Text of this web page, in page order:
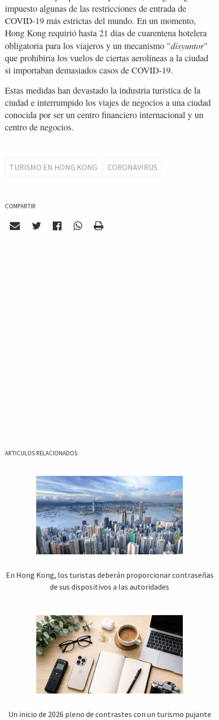
impuesto algunas de las restricciones de entrada de
COVID-19 más estrictas del mundo. En un momento,
Hong Kong requirió hasta 21 días de cuarentena hotelera
obligatoria para los viajeros y un mecanismo "disyuntor"
que prohibiría los vuelos de ciertas aerolíneas a la ciudad
si importaban demasiados casos de COVID-19.
Estas medidas han devastado la industria turística de la
ciudad e interrumpido los viajes de negocios a una ciudad
conocida por ser un centro financiero internacional y un
centro de negocios.
TURISMO EN HONG KONG CORONAVIRUS
COMPARTIR
ARTICULOS RELACIONADOS
En Hong Kong, los turistas deberán proporcionar contraseñas
de sus dispositivos a las autoridades
Un inicio de 2026 pleno de contrastes con un turismo pujante